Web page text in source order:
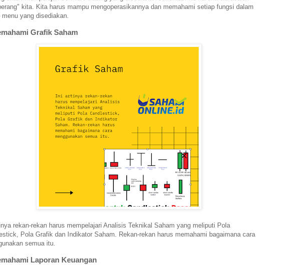
kita. Kita harus mampu mengoperasikannya dan memahami setiap fungsi dalam
yang disediakan.
Grafik Saham
rekan-rekan harus mempelajari Analisis Teknikal Saham yang meliputi Pola
Pola Grafik dan Indikator Saham. Rekan-rekan harus memahami bagaimana cara
semua itu.
Laporan Keuangan